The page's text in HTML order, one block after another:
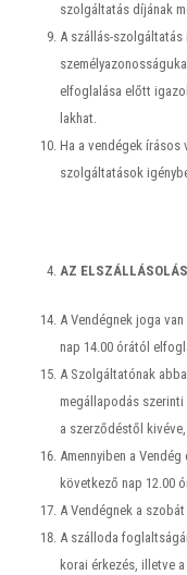
szolgáltatás díjának
A szállás-szolgáltatás
elfoglalása előtt
lakhat.
Ha a vendégek írásos
szolgáltatások
AZ
A Vendégnek joga
nap 14.00 órától
A Szolgáltatónak
megállapodás szerinti
a szerződéstől
Amennyiben a
következő nap 12.00
A Vendégnek a
A szálloda
korai érkezés, illetve